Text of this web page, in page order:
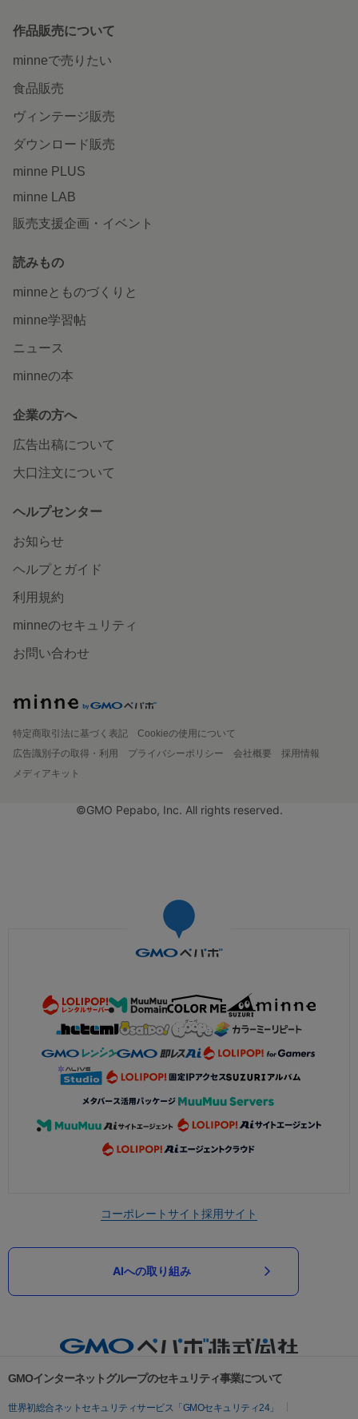
作品販売について
minneで売りたい
食品販売
ヴィンテージ販売
ダウンロード販売
minne PLUS
minne LAB
販売支援企画・イベント
読みもの
minneとものづくりと
minne学習帖
ニュース
minneの本
企業の方へ
広告出稿について
大口注文について
ヘルプセンター
お知らせ
ヘルプとガイド
利用規約
minneのセキュリティ
お問い合わせ
特定商取引法に基づく表記
Cookieの使用について
広告識別子の取得・利用
プライバシーポリシー 会社概要
採用情報
メディアキット
©GMO Pepabo, Inc. All rights reserved.
コーポレートサイト採用サイト
AIへの取り組み
GMOインターネットグループのセキュリティ事業について
世界初総合ネットセキュリティサービス「GMOセキュリティ24」